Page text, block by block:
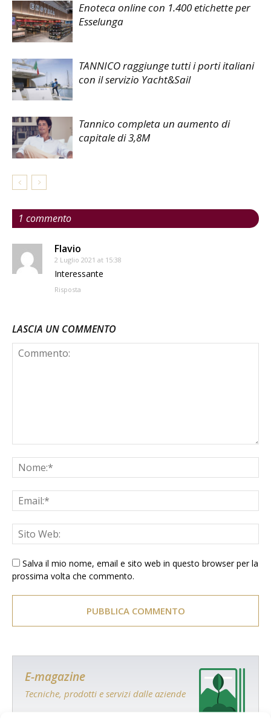
Enoteca online con 1.400 etichette per
Esselunga
TANNICO raggiunge tutti i porti italiani
con il servizio Yacht&Sail
Tannico completa un aumento di
capitale di 3,8M
1 commento
Flavio
2 Luglio 2021 at 15:38
Interessante
Risposta
LASCIA UN COMMENTO
Salva il mio nome, email e sito web in questo browser per la
prossima volta che commento.
E-magazine
Tecniche, prodotti e servizi dalle aziende